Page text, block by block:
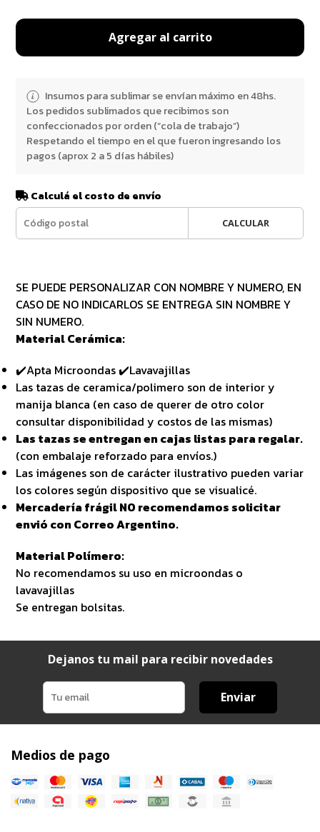
Agregar al carrito
Insumos para sublimar se envían máximo en 48hs.
Los pedidos sublimados que recibimos son
confeccionados por orden (“cola de trabajo”)
Respetando el tiempo en el que fueron ingresando los
pagos (aprox 2 a 5 días hábiles)
Calculá el costo de envío
CALCULAR
SE PUEDE PERSONALIZAR CON NOMBRE Y NUMERO, EN
CASO DE NO INDICARLOS SE ENTREGA SIN NOMBRE Y
SIN NUMERO.
Material Cerámica:
✔️Apta Microondas ✔️Lavavajillas
Las tazas de ceramica/polimero son de interior y
manija blanca (en caso de querer de otro color
consultar disponibilidad y costos de las mismas)
Las tazas se entregan en cajas listas para regalar.
(con embalaje reforzado para envíos.)
Las imágenes son de carácter ilustrativo pueden variar
los colores según dispositivo que se visualicé.
Mercadería frágil NO recomendamos solicitar
envió con Correo Argentino.
Material Polímero:
No recomendamos su uso en microondas o
lavavajillas
Se entregan bolsitas.
Dejanos tu mail para recibir novedades
Enviar
Medios de pago